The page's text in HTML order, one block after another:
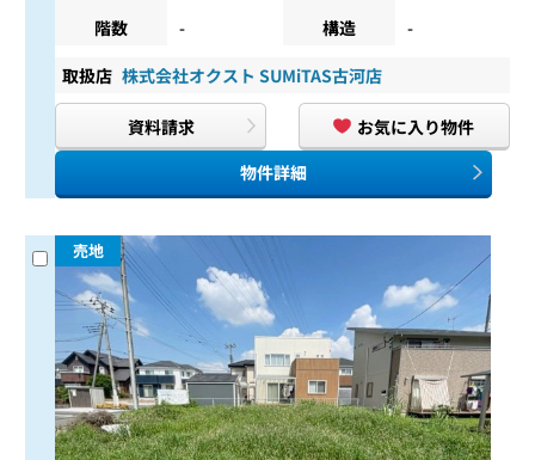
階数
- 構造 -
取扱店 株式会社オクスト SUMiTAS古河店
資料請求
お気に入り物件
物件詳細
売地